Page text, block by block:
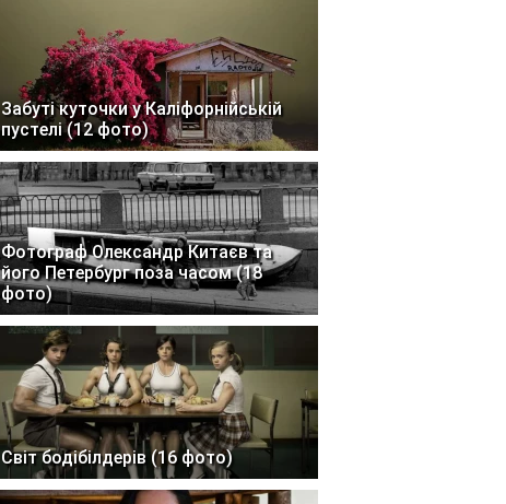
Забуті куточки у Каліфорнійській
пустелі (12 фото)
Фотограф Олександр Китаєв та
його Петербург поза часом (18
фото)
Світ бодібілдерів (16 фото)